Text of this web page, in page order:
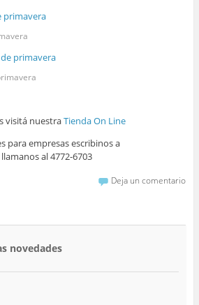
visitá nuestraTienda On Line
para empresas escribinos a
al 4772-6703
Deja un comentario
novedades